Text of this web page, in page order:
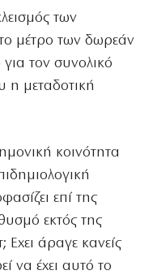
των
μέτρο των δωρεάν
για τον συνολικό
η μεταδοτική
κοινότητα
επί της
εκτός της
άραγε κανείς
να έχει αυτό το